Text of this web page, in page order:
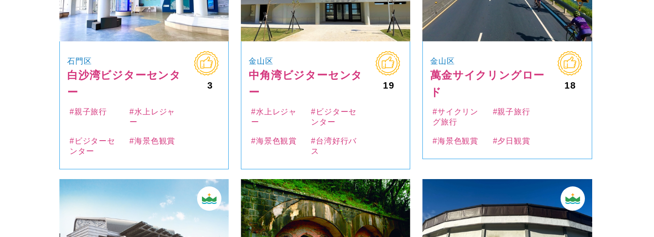
石門区
白沙湾ビジターセンタ
ー
3
#親子旅行
#水上レジャ
ー
#ビジターセ
ンター
#海景色観賞
金山区
中角湾ビジターセンタ
ー
19
#水上レジャ
ー
#ビジターセ
ンター
#海景色観賞
#台湾好行バ
ス
金山区
萬金サイクリングロー
ド
18
#サイクリン
グ旅行
#親子旅行
#海景色観賞 #夕日観賞